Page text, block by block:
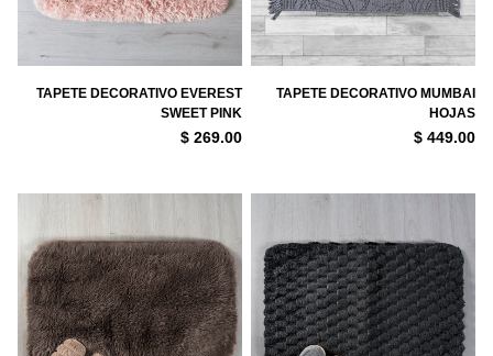
TAPETE DECORATIVO EVEREST
SWEET PINK
$ 269.00
TAPETE DECORATIVO MUMBAI
HOJAS
$ 449.00